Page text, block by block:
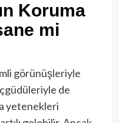
Koruma
mi
görünüşleriyle
de
yetenekleri